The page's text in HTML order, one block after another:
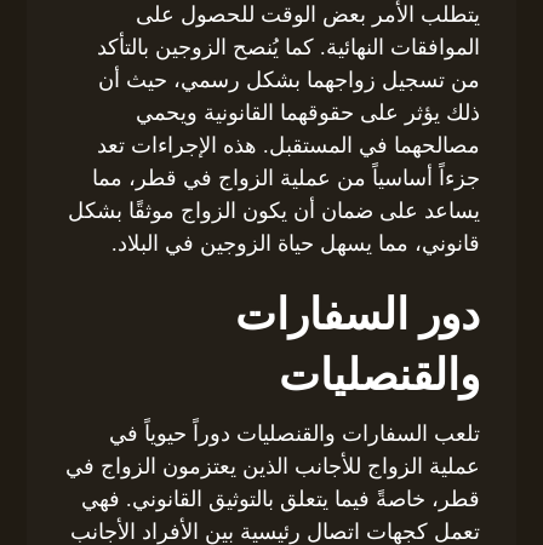
يتطلب الأمر بعض الوقت للحصول على
الموافقات النهائية. كما يُنصح الزوجين بالتأكد
من تسجيل زواجهما بشكل رسمي، حيث أن
ذلك يؤثر على حقوقهما القانونية ويحمي
مصالحهما في المستقبل. هذه الإجراءات تعد
جزءاً أساسياً من عملية الزواج في قطر، مما
يساعد على ضمان أن يكون الزواج موثقًا بشكل
قانوني، مما يسهل حياة الزوجين في البلاد.
دور السفارات
والقنصليات
تلعب السفارات والقنصليات دوراً حيوياً في
عملية الزواج للأجانب الذين يعتزمون الزواج في
قطر، خاصةً فيما يتعلق بالتوثيق القانوني. فهي
تعمل كجهات اتصال رئيسية بين الأفراد الأجانب